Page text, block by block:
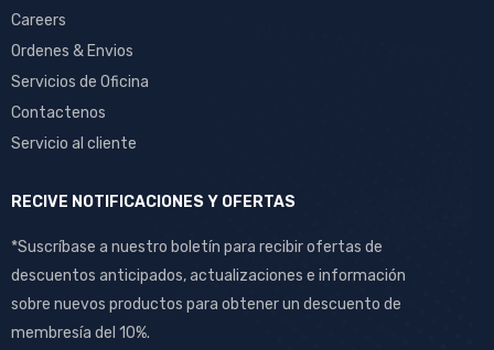
Careers
Ordenes & Envios
Servicios de Oficina
Contactenos
Servicio al cliente
RECIVE NOTIFICACIONES Y OFERTAS
*Suscríbase a nuestro boletín para recibir ofertas de
descuentos anticipados, actualizaciones e información
sobre nuevos productos para obtener un descuento de
membresía del 10%.